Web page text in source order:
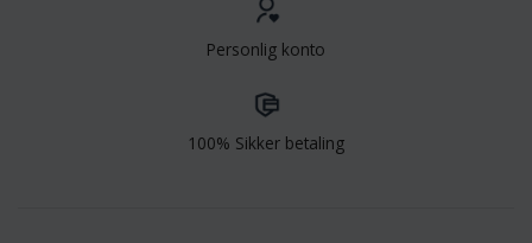
Personlig konto
100% Sikker betaling